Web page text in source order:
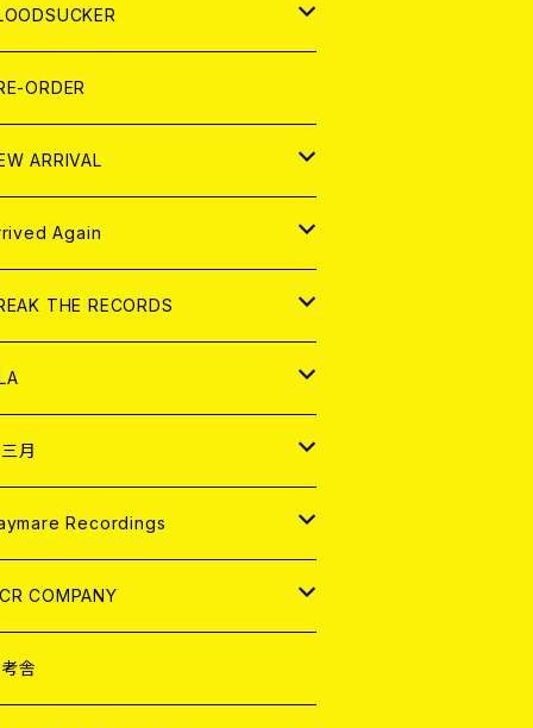
ZINE
集 (PHOTOBOOK)
ログ
レル
CONTENTS
ORDER
ARRIVAL
ログ
Again
ログ
THE RECORDS
レル
月
Recordings
COMPANY
舎